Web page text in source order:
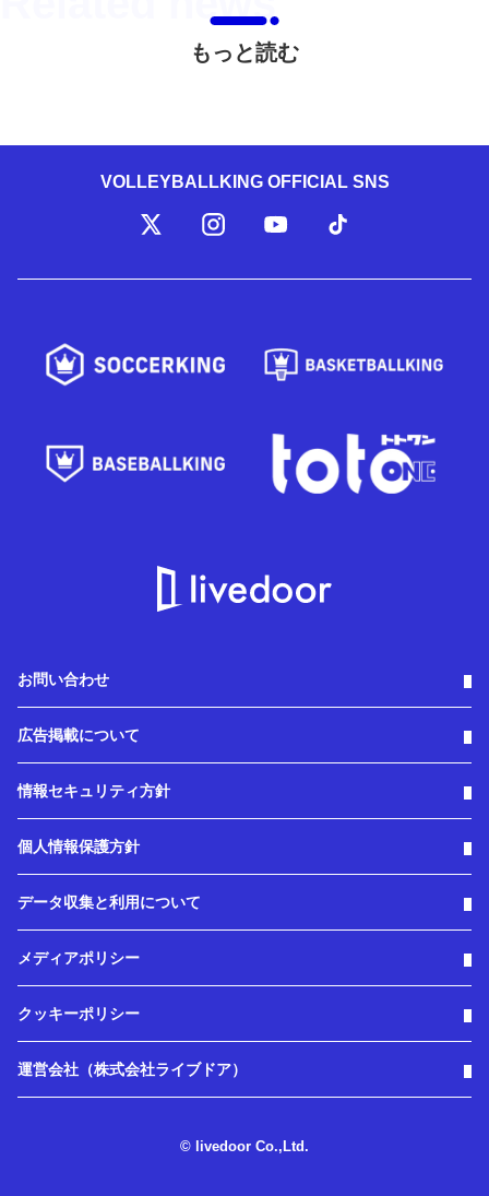
もっと読む
VOLLEYBALLKING OFFICIAL SNS
お問い合わせ
広告掲載について
情報セキュリティ方針
個人情報保護方針
データ収集と利用について
メディアポリシー
クッキーポリシー
運営会社（株式会社ライブドア）
© livedoor Co.,Ltd.